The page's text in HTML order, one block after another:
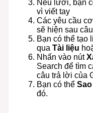
Nếu lười, bạn
vì viết tay
Các yêu cầu
sẽ hiện sau
Bạn có thể tạo
qua Tài liệu
Nhấn vào nút
Search để tìm
câu trả lời của
Bạn có thể
đó.